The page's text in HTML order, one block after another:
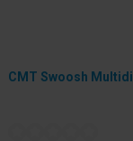
CMT Swoosh